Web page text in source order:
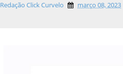
Redação Click Curvelo março 08, 2023